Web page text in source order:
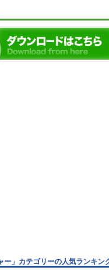
ー」カテゴリーの人気ランキン